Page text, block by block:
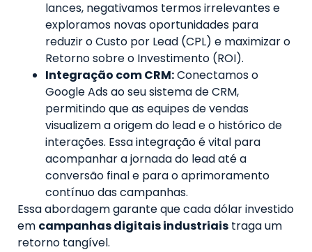
lances, negativamos termos irrelevantes e
exploramos novas oportunidades para
reduzir o Custo por Lead (CPL) e maximizar o
Retorno sobre o Investimento (ROI).
Integração com CRM:Conectamos o
Google Ads ao seu sistema de CRM,
permitindo que as equipes de vendas
visualizem a origem do lead e o histórico de
interações. Essa integração é vital para
acompanhar a jornada do lead até a
conversão final e para o aprimoramento
contínuo das campanhas.
Essa abordagem garante que cada dólar investido
em campanhas digitais industriais traga um
retorno tangível.